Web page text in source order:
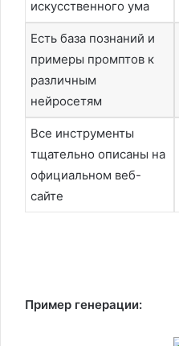
искусственного ума
Есть база познаний и
примеры промптов к
различным
нейросетям
Все инструменты
тщательно описаны на
официальном веб-
сайте
Пример генерации: